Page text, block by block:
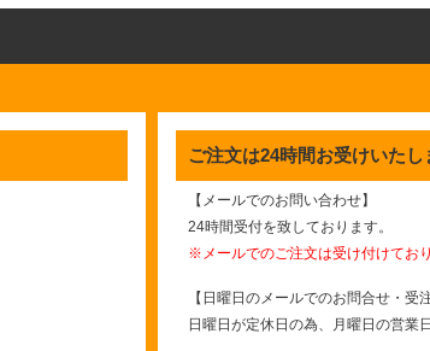
ご注文は24時間お受けいたし
【メールでのお問い合わせ】
24時間受付を致しております。
※メールでのご注文は受け付けてお
【日曜日のメールでのお問合せ・受
日曜日が定休日の為、月曜日の営業